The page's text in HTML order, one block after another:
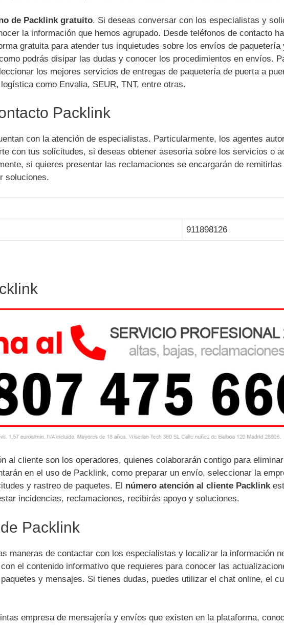
de Packlink gratuito. Si deseas conversar con los especialistas y
la información que hemos agrupado. Desde teléfonos de contacto
gratuita para atender tus inquietudes sobre los envíos de paquetería
podrás disipar las dudas y conocer los procedimientos en envíos.
los mejores servicios de entregas de paquetería de puerta a
como Envalia, SEUR, TNT, entre otras.
Packlink
con la atención de especialistas. Particularmente, los agentes
con tus solicitudes, si deseas obtener asesoría sobre los servicios o
si quieres presentar las reclamaciones se encargarán de remitirlas
soluciones.
911898126
al cliente son los operadores, quienes colaborarán contigo para
en el uso de Packlink, como preparar un envío, seleccionar la
y rastreo de paquetes. El número atención al cliente Packlink
incidencias, reclamaciones, recibirás apoyo y soluciones.
Packlink
maneras de contactar con los especialistas y localizar la información
el contenido informativo que requieres para conocer las
y mensajes. Si tienes dudas, puedes utilizar el chat online, el
empresa de mensajería y envíos que existen en la plataforma,